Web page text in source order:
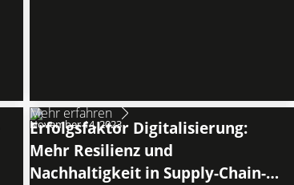
Mehr erfahren
November 14, 2023
Erfolgsfaktor Digitalisierung:
Mehr Resilienz und
Nachhaltigkeit in Supply-Chain-